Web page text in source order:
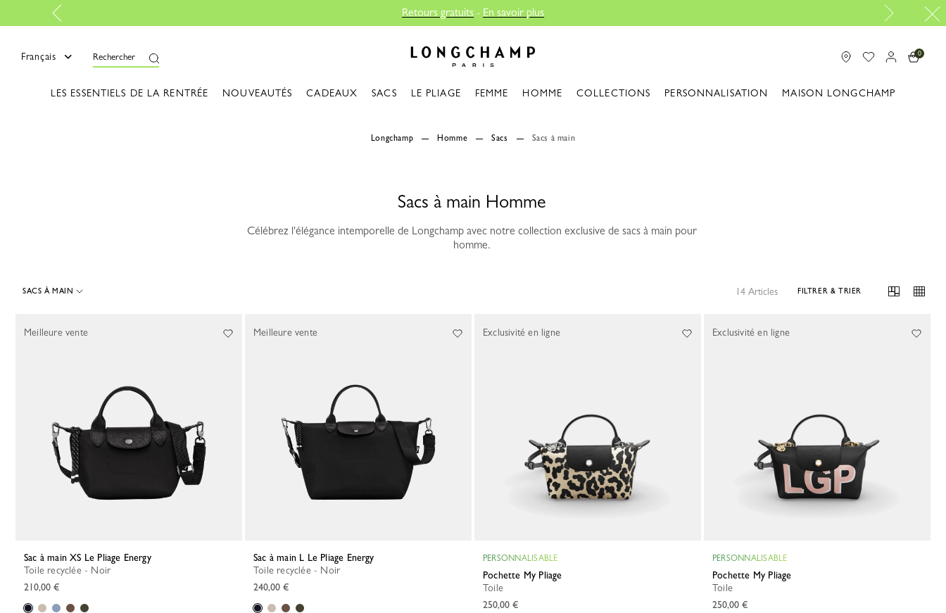
Retours gratuits- En savoir plus
Français Rechercher 0
LES ESSENTIELS DE LA RENTRÉE NOUVEAUTÉS CADEAUX SACS LE PLIAGE FEMME HOMME COLLECTIONS PERSONNALISATION MAISON LONGCHAMP
Longchamp Homme Sacs Sacs à main
Sacs à main Homme
Célébrez l'élégance intemporelle de Longchamp avec notre collection exclusive de sacs à main pour
homme.
SACS À MAIN 14 Articles FILTRER & TRIER
Sac à main XS Le Pliage Energy
Toile recyclée - Noir
210,00 €
Meilleure vente
Sac à main L Le Pliage Energy
Toile recyclée - Noir
240,00 €
Meilleure vente
PERSONNALISABLE
Pochette My Pliage
Toile
250,00 €
Exclusivité en ligne
PERSONNALISABLE
Pochette My Pliage
Toile
250,00 €
Exclusivité en ligne